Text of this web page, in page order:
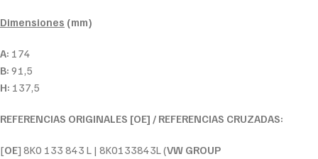
Dimensiones (mm)
A: 174
B: 91,5
H: 137,5
REFERENCIAS ORIGINALES [OE] / REFERENCIAS CRUZADAS:
[OE] 8K0 133 843 L | 8K0133843L (VW GROUP